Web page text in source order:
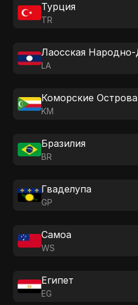
Турция
TR
LA
Коморские Острова
KM
Бразилия
BR
Гваделупа
GP
Самоа
WS
Египет
EG